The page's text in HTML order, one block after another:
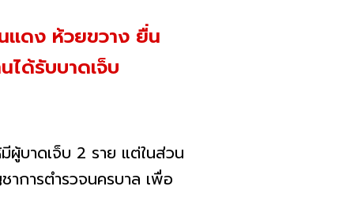
แดง ห้วยขวาง ยื่น
ด้รับบาดเจ็บ
ผู้บาดเจ็บ 2 ราย แต่ในส่วน
การตำรวจนครบาล เพื่อ